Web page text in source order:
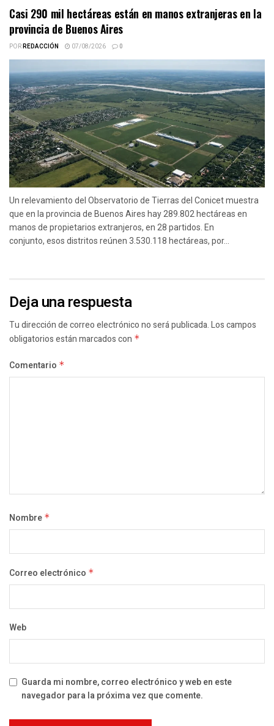
Casi 290 mil hectáreas están en manos extranjeras en la
provincia de Buenos Aires
PORREDACCIÓN 07/08/2026 0
Un relevamiento del Observatorio de Tierras del Conicet muestra
que en la provincia de Buenos Aires hay 289.802 hectáreas en
manos de propietarios extranjeros, en 28 partidos. En
conjunto, esos distritos reúnen 3.530.118 hectáreas, por...
Deja una respuesta
Tu dirección de correo electrónico no será publicada.Los campos
obligatorios están marcados con *
Comentario *
Nombre *
Correo electrónico *
Web
Guarda mi nombre, correo electrónico y web en este
navegador para la próxima vez que comente.